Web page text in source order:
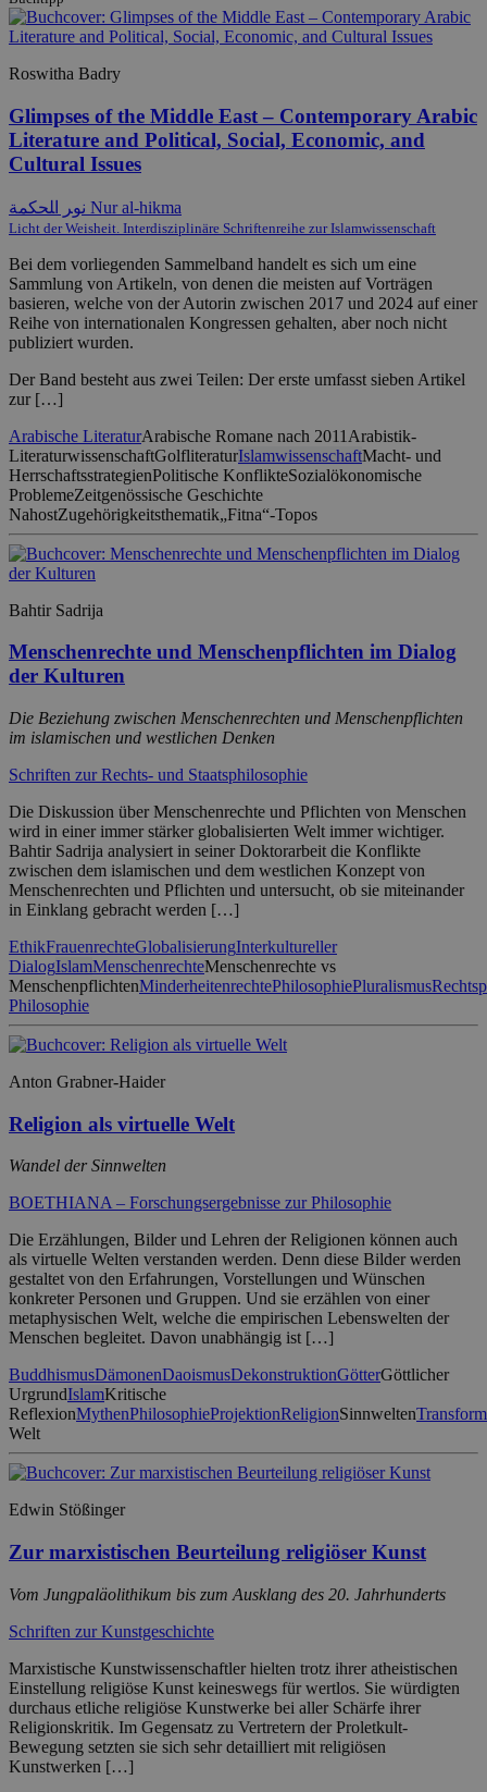
Roswitha Badry
Glimpses of the Middle East – Contemporary Arabic
Literature and Political, Social, Economic, and
Cultural Issues
ﻧﻮﺮ ﺍﻠﺤﻜﻤﺔ Nur al-hikma
Licht der Weisheit. Interdisziplinäre Schriftenreihe zur Islamwissenschaft
Bei dem vorliegenden Sammelband handelt es sich um eine
Sammlung von Artikeln, von denen die meisten auf Vorträgen
basieren, welche von der Autorin zwischen 2017 und 2024 auf einer
Reihe von internationalen Kongressen gehalten, aber noch nicht
publiziert wurden.
Der Band besteht aus zwei Teilen: Der erste umfasst sieben Artikel
zur […]
Arabische LiteraturArabische Romane nach 2011 Arabistik-
LiteraturwissenschaftGolfliteraturIslamwissenschaftMacht- und
HerrschaftsstrategienPolitische KonflikteSozialökonomische
ProblemeZeitgenössische Geschichte
NahostZugehörigkeitsthematik„Fitna“-Topos
Bahtir Sadrija
Menschenrechte und Menschenpflichten im Dialog
der Kulturen
Die Beziehung zwischen Menschenrechten und Menschenpflichten
im islamischen und westlichen Denken
Schriften zur Rechts- und Staatsphilosophie
Die Diskussion über Menschenrechte und Pflichten von Menschen
wird in einer immer stärker globalisierten Welt immer wichtiger.
Bahtir Sadrija analysiert in seiner Doktorarbeit die Konflikte
zwischen dem islamischen und dem westlichen Konzept von
Menschenrechten und Pflichten und untersucht, ob sie miteinander
in Einklang gebracht werden […]
EthikFrauenrechteGlobalisierungInterkultureller
DialogIslamMenschenrechteMenschenrechte vs
MenschenpflichtenMinderheitenrechtePhilosophiePluralismus
Philosophie
Anton Grabner-Haider
Religion als virtuelle Welt
Wandel der Sinnwelten
BOETHIANA – Forschungsergebnisse zur Philosophie
Die Erzählungen, Bilder und Lehren der Religionen können auch
als virtuelle Welten verstanden werden. Denn diese Bilder werden
gestaltet von den Erfahrungen, Vorstellungen und Wünschen
konkreter Personen und Gruppen. Und sie erzählen von einer
metaphysischen Welt, welche die empirischen Lebenswelten der
Menschen begleitet. Davon unabhängig ist […]
BuddhismusDämonenDaoismusDekonstruktionGötterGöttlicher
UrgrundIslamKritische
ReflexionMythenPhilosophieProjektionReligionSinnwelten
Welt
Edwin Stößinger
Zur marxistischen Beurteilung religiöser Kunst
Vom Jungpaläolithikum bis zum Ausklang des 20. Jahrhunderts
Schriften zur Kunstgeschichte
Marxistische Kunstwissenschaftler hielten trotz ihrer atheistischen
Einstellung religiöse Kunst keineswegs für wertlos. Sie würdigten
durchaus etliche religiöse Kunstwerke bei aller Schärfe ihrer
Religionskritik. Im Gegensatz zu Vertretern der Proletkult-
Bewegung setzten sie sich sehr detailliert mit religiösen
Kunstwerken […]